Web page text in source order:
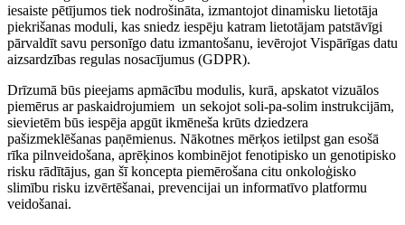
iesaiste pētījumos tiek nodrošināta, izmantojot dinamisku lietotāja
piekrišanas moduli, kas sniedz iespēju katram lietotājam patstāvīgi
pārvaldīt savu personīgo datu izmantošanu, ievērojot Vispārīgas datu
aizsardzības regulas nosacījumus (GDPR).
Drīzumā būs pieejams apmācību modulis, kurā, apskatot vizuālos
piemērus ar paskaidrojumiem un sekojot soli-pa-solim instrukcijām,
sievietēm būs iespēja apgūt ikmēneša krūts dziedzera
pašizmeklēšanas paņēmienus. Nākotnes mērķos ietilpst gan esošā
rīka pilnveidošana, aprēķinos kombinējot fenotipisko un genotipisko
risku rādītājus, gan šī koncepta piemērošana citu onkoloģisko
slimību risku izvērtēšanai, prevencijai un informatīvo platformu
veidošanai.